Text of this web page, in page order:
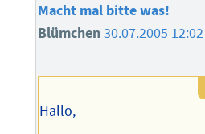
Macht mal bitte was!
Blümchen30.07.2005 12:02
Hallo,